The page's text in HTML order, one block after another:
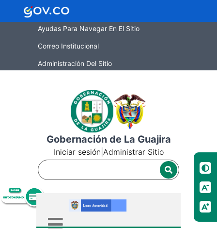
Ayudas Para Navegar En El Sitio
Correo Institucional
Administración Del Sitio
Gobernación de La Guajira
Iniciar sesión Administrar Sitio